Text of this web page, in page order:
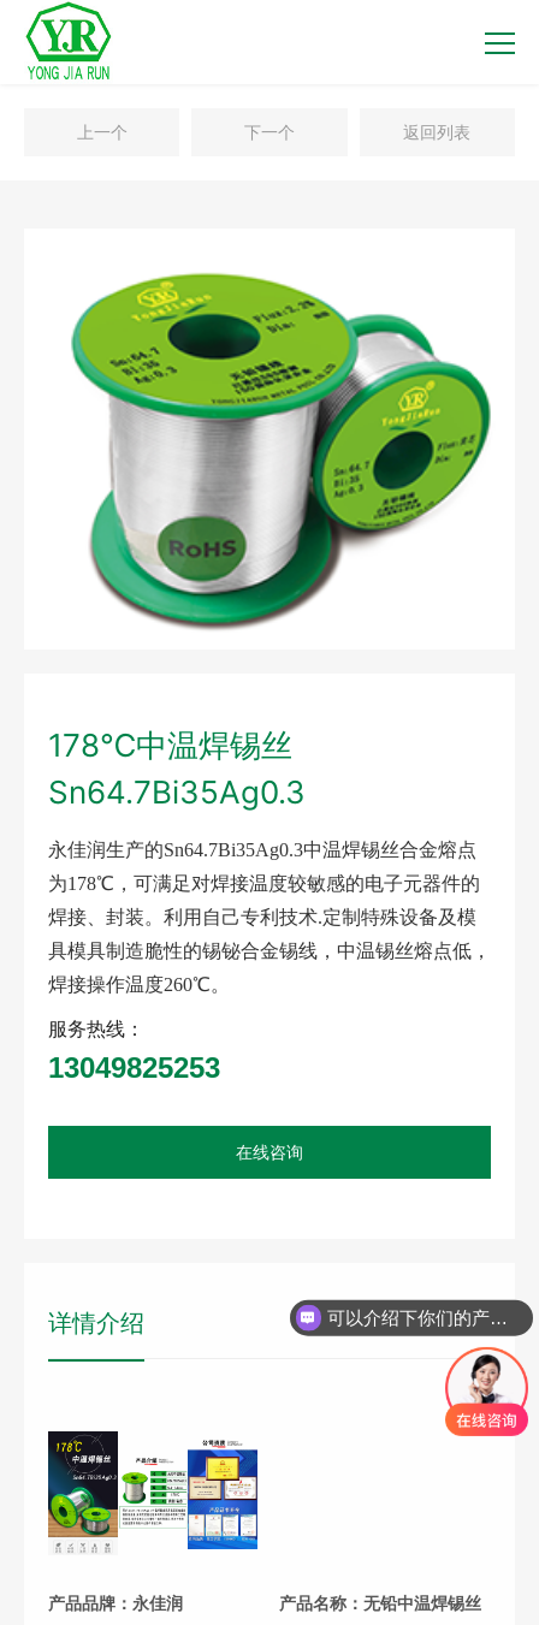
上一个 下一个 返回列表
178℃中温焊锡丝
Sn64.7Bi35Ag0.3
永佳润生产的Sn64.7Bi35Ag0.3中温焊锡丝合金熔点
为178℃，可满足对焊接温度较敏感的电子元器件的
焊接、封装。利用自己专利技术.定制特殊设备及模
具模具制造脆性的锡铋合金锡线，中温锡丝熔点低，
焊接操作温度260℃。
服务热线：
13049825253
在线咨询
详情介绍
产品品牌：永佳润
产品名称：无铅中温焊锡丝
可以介绍下你们的产品么